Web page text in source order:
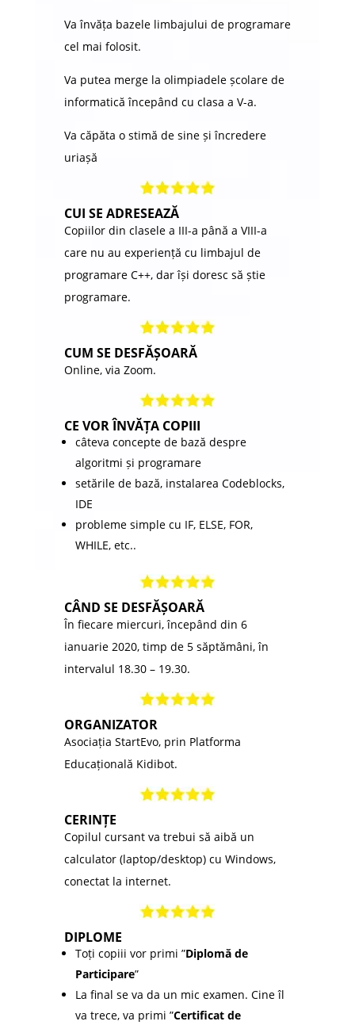
Va învăța bazele limbajului de programare
cel mai folosit.
Va putea merge la olimpiadele școlare de
informatică începând cu clasa a V-a.
Va căpăta o stimă de sine și încredere
uriașă
CUI SE ADRESEAZĂ
Copiilor din clasele a III-a până a VIII-a
care nu au experiență cu limbajul de
programare C++, dar își doresc să știe
programare.
CUM SE DESFĂȘOARĂ
Online, via Zoom.
CE VOR ÎNVĂȚA COPIII
câteva concepte de bază despre
algoritmi și programare
setările de bază, instalarea Codeblocks,
IDE
probleme simple cu IF, ELSE, FOR,
WHILE, etc..
CÂND SE DESFĂȘOARĂ
În fiecare miercuri, începând din 6
ianuarie 2020, timp de 5 săptămâni, în
intervalul 18.30 – 19.30.
ORGANIZATOR
Asociația StartEvo, prin Platforma
Educațională Kidibot.
CERINȚE
Copilul cursant va trebui să aibă un
calculator (laptop/desktop) cu Windows,
conectat la internet.
DIPLOME
Toți copiii vor primi ”Diplomă de
Participare”
La final se va da un mic examen. Cine îl
va trece, va primi ”Certificat de